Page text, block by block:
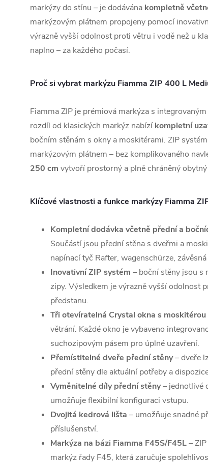
markýzy do stínu – je dodávána kompletně
markýzovým plátnem propojeny pomocí
výrazně vyšší odolnost proti větru i vodě než u
naplno – za každého počasí.
Proč si vybrat markýzu Fiamma ZIP 400 L
Fiamma ZIP je prémiová markýza s
rozdíl od klasických markýz nabízí kompletní
bočním stěnám s okny a moskitérami. ZIP
markýzovým plátnem – bez komplikovaného
250 cm vytvoří prostorný a plně chráněný
Klíčové vlastnosti a funkce markýzy Fiamma
Kompletní dodávka včetně přední a
Součástí jsou přední stěna s dveřmi a
napínací tyč Rafter, wagenschürze,
Inovativní ZIP systém – boční stěny jsou s
zipy. Výsledkem je výrazně vyšší odolnost
předstanu.
Tři otevíratelná Crystal okna s moskitérou
větrání. Každé okno je vybaveno
suchozipovým pásem pro úplné uzavření.
Přemístitelné dveře přední stěny– dveře
přední stěny dle aktuální potřeby a
Vyměnitelné díly přední stěny– jednotlivé
umožňuje flexibilní konfiguraci vstupu.
Dvojitá kedrová lišta – umožňuje snadné
příslušenství.
Markýza na bázi Fiamma F45S/F45L–
markýz řady F45, která zaručuje